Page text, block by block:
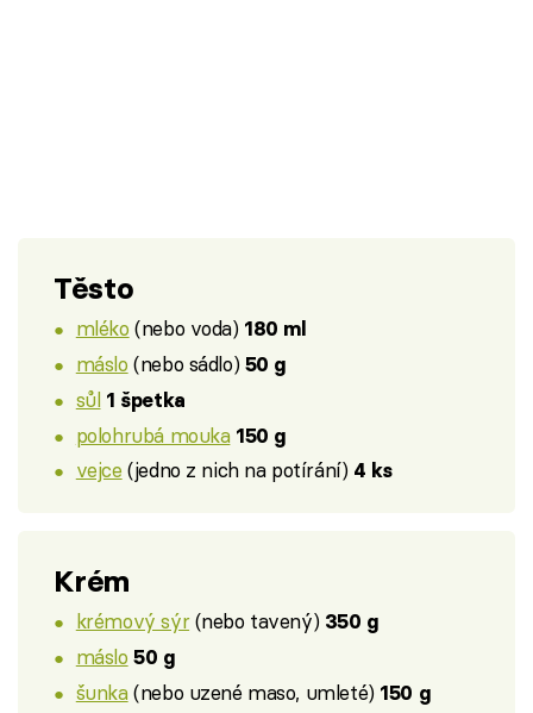
Těsto
mléko (nebo voda) 180 ml
máslo (nebo sádlo) 50 g
sůl 1 špetka
polohrubá mouka 150 g
vejce (jedno z nich na potírání) 4 ks
Krém
krémový sýr(nebo tavený) 350 g
máslo 50 g
šunka(nebo uzené maso, umleté) 150 g